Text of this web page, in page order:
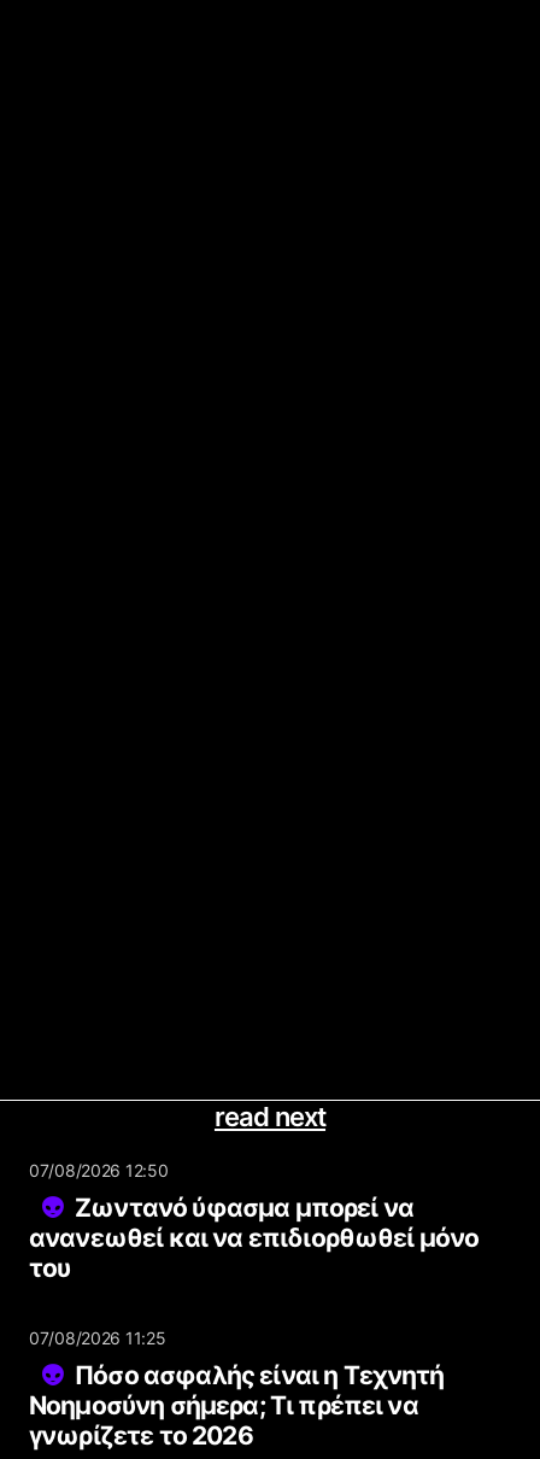
read next
07/08/2026 12:50
Ζωντανό ύφασμα μπορεί να
ανανεωθεί και να επιδιορθωθεί μόνο
του
07/08/2026 11:25
Πόσο ασφαλής είναι η Τεχνητή
Νοημοσύνη σήμερα; Τι πρέπει να
γνωρίζετε το 2026